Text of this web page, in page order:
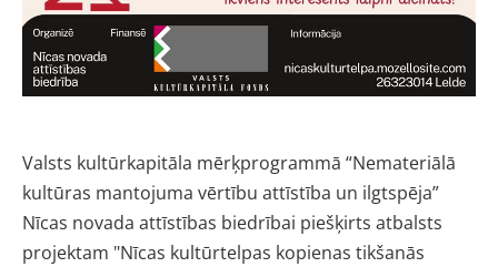
Valsts kultūrkapitāla mērķprogrammā “Nemateriālā
kultūras mantojuma vērtību attīstība un ilgtspēja”
Nīcas novada attīstības biedrībai piešķirts atbalsts
projektam "Nīcas kultūrtelpas kopienas tikšanās